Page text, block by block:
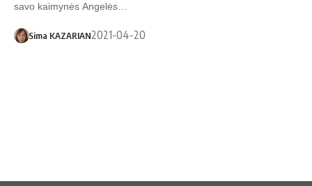
savo kaimynės Angelės…
Sima KAZARIAN2021-04-20